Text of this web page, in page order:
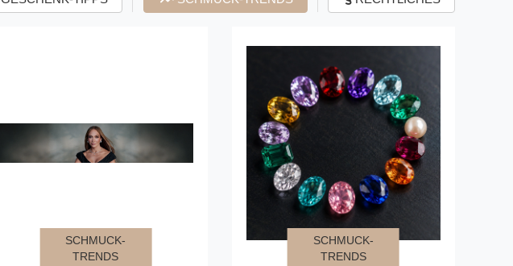
SCHMUCK-
TRENDS
SCHMUCK-
TRENDS